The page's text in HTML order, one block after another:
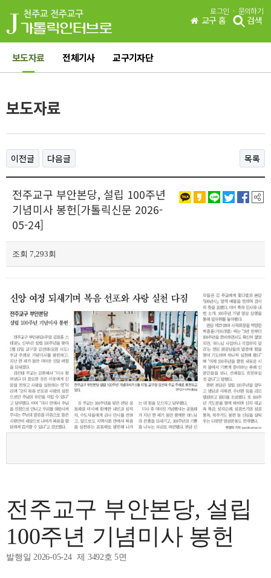
로그인 · 문의하기
교구 홈 검색
보도자료 전체기사 교구기자단
보도자료
이전글 다음글 목록
전주교구 부안본당, 설립 100주년
기념미사 봉헌[가톨릭신문 2026-
05-24]
조회 7,293회
전주교구 부안본당, 설립
100주년 기념미사 봉헌
발행일 2026-05-24 제 3492호 5면